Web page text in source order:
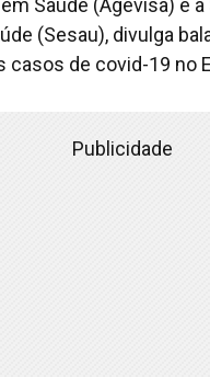
Saúde (Agevisa) e
(Sesau), divulga
casos de covid-19 no
Publicidade